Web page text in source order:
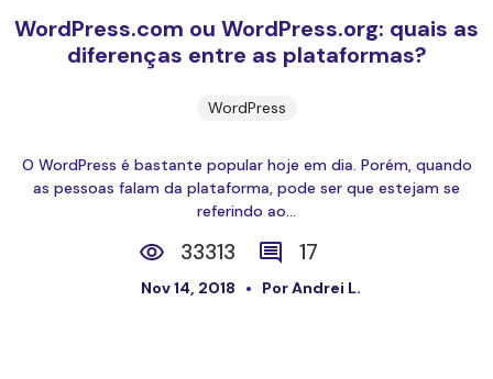
WordPress.com ou WordPress.org: quais as
diferenças entre as plataformas?
WordPress
O WordPress é bastante popular hoje em dia. Porém, quando
as pessoas falam da plataforma, pode ser que estejam se
referindo ao...
33313 17
Nov 14, 2018 Por Andrei L.